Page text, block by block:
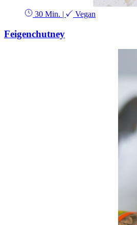
30 Min. | Vegan
Feigenchutney